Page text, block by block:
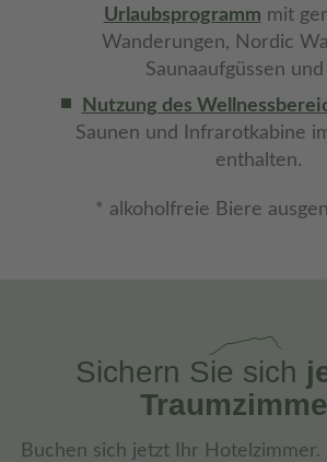
Urlaubsprogramm mit
Wanderungen, Nordic
Saunaaufgüssen
Nutzung des
Saunen und Infrarotkabine
enthalten.
* alkoholfreie Biere
Sichern Sie sich
Buchen sich jetzt Ihr Hotelzimmer.